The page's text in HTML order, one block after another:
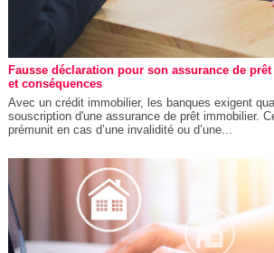
Fausse déclaration pour son assurance de
et conséquences
Avec un crédit immobilier, les banques exigent
souscription d'une assurance de prêt immobilier.
prémunit en cas d’une invalidité ou d’une...